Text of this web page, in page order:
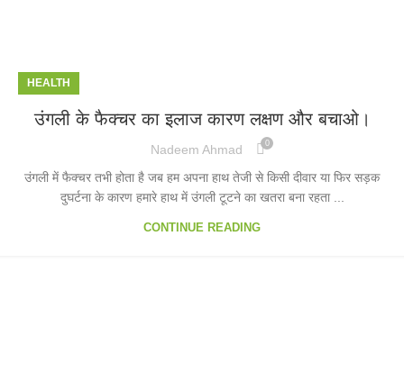
HEALTH
उंगली के फैक्चर का इलाज कारण लक्षण और बचाओ।
Nadeem Ahmad 0
उंगली में फैक्चर तभी होता है जब हम अपना हाथ तेजी से किसी दीवार या फिर सड़क
दुघर्टना के कारण हमारे हाथ में उंगली टूटने का खतरा बना रहता ...
CONTINUE READING